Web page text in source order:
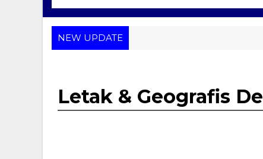
NEW UPDATE
Letak & Geografis